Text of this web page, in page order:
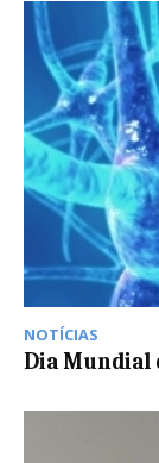
NOTÍCIAS
Dia Mundial